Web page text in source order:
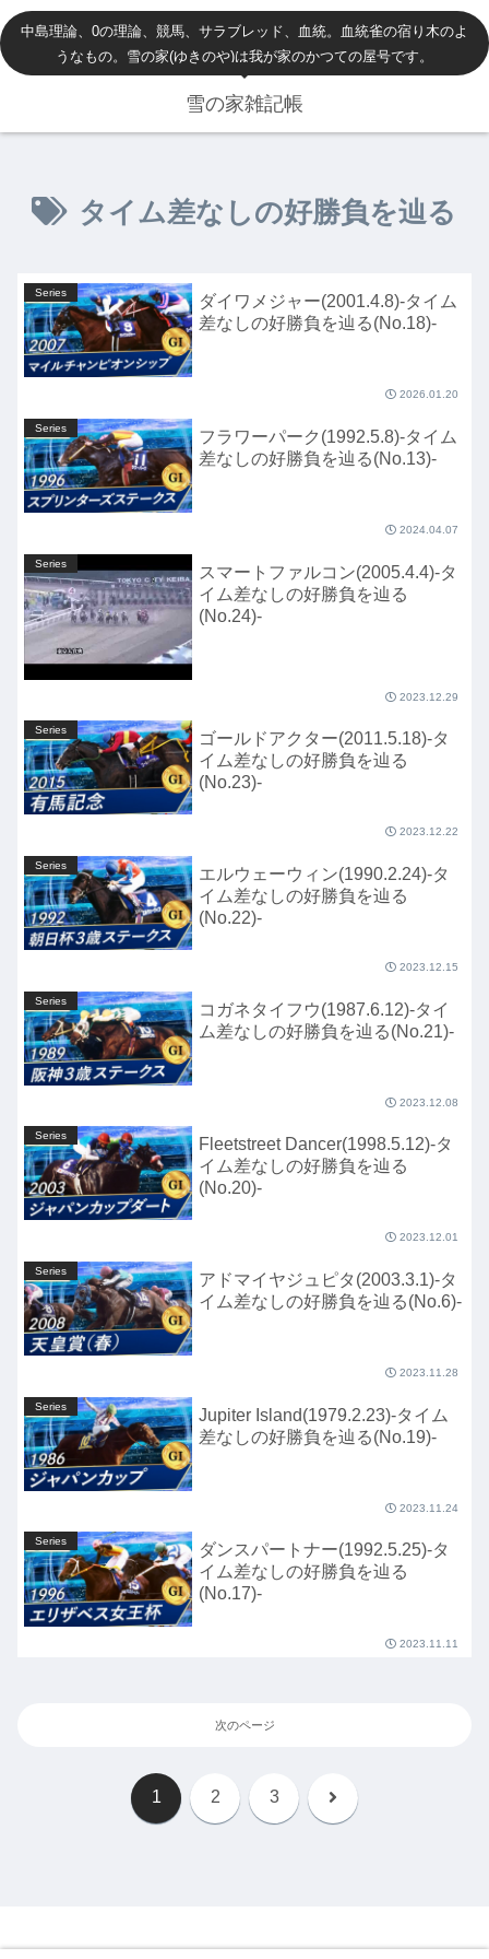
中島理論、0の理論、競馬、サラブレッド、血統。血統雀の宿り木のよ
うなもの。雪の家(ゆきのや)は我が家のかつての屋号です。
雪の家雑記帳
タイム差なしの好勝負を辿る
Series
ダイワメジャー(2001.4.8)-タイム
差なしの好勝負を辿る(No.18)-
2026.01.20
Series
フラワーパーク(1992.5.8)-タイム
差なしの好勝負を辿る(No.13)-
2024.04.07
Series
スマートファルコン(2005.4.4)-タ
イム差なしの好勝負を辿る
(No.24)-
2023.12.29
Series
ゴールドアクター(2011.5.18)-タ
イム差なしの好勝負を辿る
(No.23)-
2023.12.22
Series
エルウェーウィン(1990.2.24)-タ
イム差なしの好勝負を辿る
(No.22)-
2023.12.15
Series
コガネタイフウ(1987.6.12)-タイ
ム差なしの好勝負を辿る(No.21)-
2023.12.08
Series
Fleetstreet Dancer(1998.5.12)-タ
イム差なしの好勝負を辿る
(No.20)-
2023.12.01
Series
アドマイヤジュピタ(2003.3.1)-タ
イム差なしの好勝負を辿る(No.6)-
2023.11.28
Series
Jupiter Island(1979.2.23)-タイム
差なしの好勝負を辿る(No.19)-
2023.11.24
Series
ダンスパートナー(1992.5.25)-タ
イム差なしの好勝負を辿る
(No.17)-
2023.11.11
次のページ
1 2 3 次